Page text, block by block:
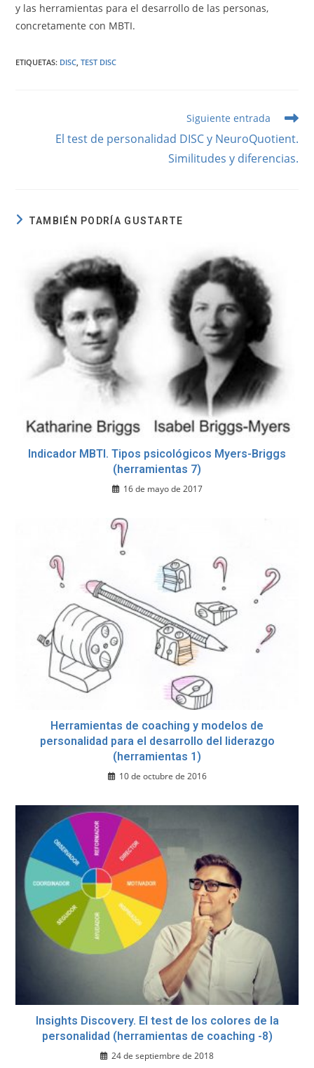
y las herramientas para el desarrollo de las personas,
concretamente con MBTI.
ETIQUETAS: DISC TEST DISC
Siguiente entrada
El test de personalidad DISC y NeuroQuotient.
Similitudes y diferencias.
TAMBIÉN PODRÍA GUSTARTE
Indicador MBTI. Tipos psicológicos Myers-Briggs
(herramientas 7)
16 de mayo de 2017
Herramientas de coaching y modelos de
personalidad para el desarrollo del liderazgo
(herramientas 1)
10 de octubre de 2016
Insights Discovery. El test de los colores de la
personalidad (herramientas de coaching -8)
24 de septiembre de 2018